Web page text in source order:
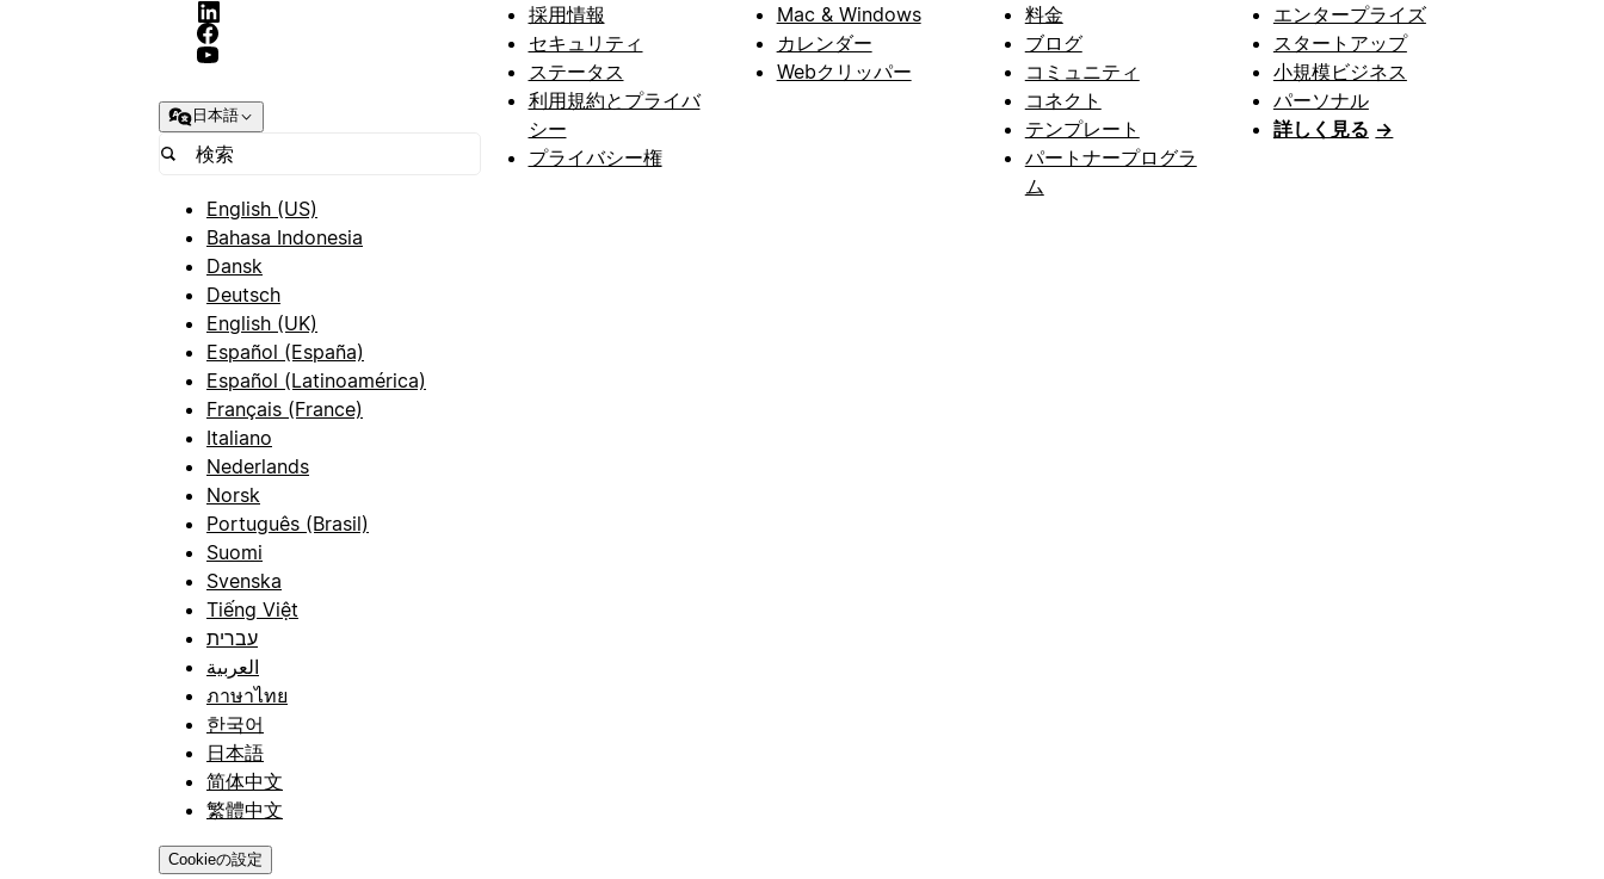
日本語
English (US)
Bahasa Indonesia
Dansk
Deutsch
English (UK)
Español (España)
Español (Latinoamérica)
Français (France)
Italiano
Nederlands
Norsk
Português (Brasil)
Suomi
Svenska
Tiếng Việt
עברית
العربية
ภาษาไทย
한국어
日本語
简体中文
繁體中文
Cookieの設定
採用情報
セキュリティ
ステータス
利用規約とプライバ
シー
プライバシー権
Mac & Windows
カレンダー
Webクリッパー
料金
ブログ
コミュニティ
コネクト
テンプレート
パートナープログラ
ム
エンタープライズ
スタートアップ
小規模ビジネス
パーソナル
詳しく見る →